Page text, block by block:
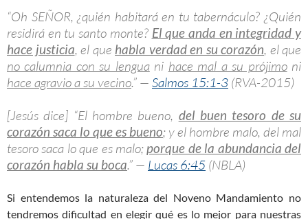
“Oh SEÑOR, ¿quién habitará en tu tabernáculo? ¿Quién
residirá en tu santo monte? El que anda en integridad y
hace justicia, el que habla verdad en su corazón, el que
no calumnia con su lenguani hace mal a su prójimoni
hace agravio a su vecino.” — Salmos 15:1-3 (RVA-2015)
[Jesús dice] “El hombre bueno, del buen tesoro de su
corazón saca lo que es bueno; y el hombre malo, del mal
tesoro saca lo que es malo;porque de la abundancia del
corazón habla su boca.” — Lucas 6:45 (NBLA)
Si entendemos la naturaleza del Noveno Mandamiento no
tendremos dificultad en elegir qué es lo mejor para nuestras